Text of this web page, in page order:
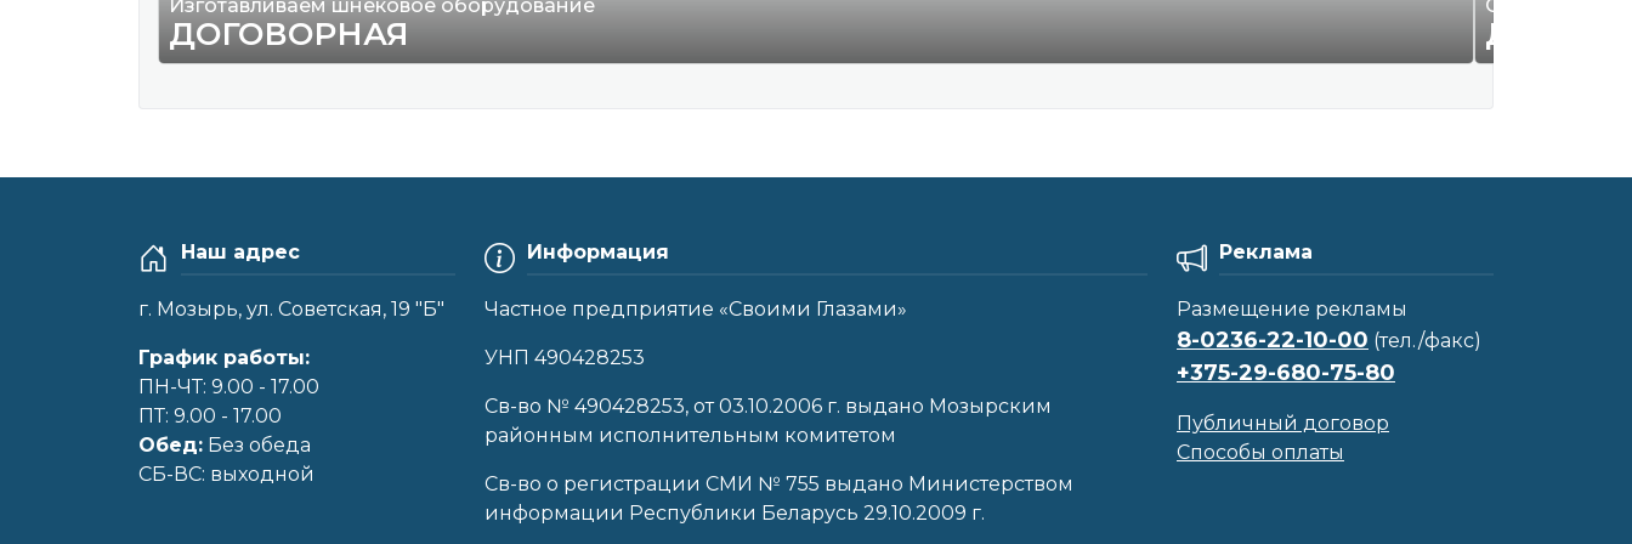
Изготавливаем шнековое оборудование
ДОГОВОРНАЯ
ООО "Смайл
Наш адрес
г. Мозырь, ул. Советская, 19 "Б"
График работы:
ПН-ЧТ: 9.00 - 17.00
ПТ: 9.00 - 17.00
Обед: Без обеда
CБ-ВС: выходной
Информация
Частное предприятие «Своими Глазами»
УНП 490428253
Cв-во № 490428253, от 03.10.2006 г. выдано Мозырским
районным исполнительным комитетом
Св-во о регистрации СМИ № 755 выдано Министерством
информации Республики Беларусь 29.10.2009 г.
Реклама
Размещение рекламы
8-0236-22-10-00 (тел./факс)
+375-29-680-75-80
Публичный договор
Способы оплаты